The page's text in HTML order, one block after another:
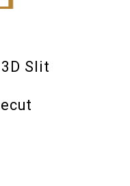
3D Slit